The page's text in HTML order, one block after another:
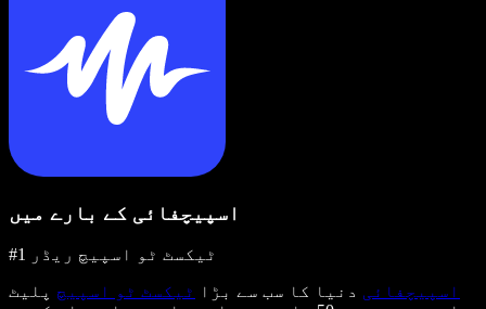
اسپیچفائی کے بارے میں
#1 ٹیکسٹ ٹو اسپیچ ریڈر
اسپیچفائی دنیا کا سب سے بڑا ٹیکسٹ ٹو اسپیچ پلیٹ